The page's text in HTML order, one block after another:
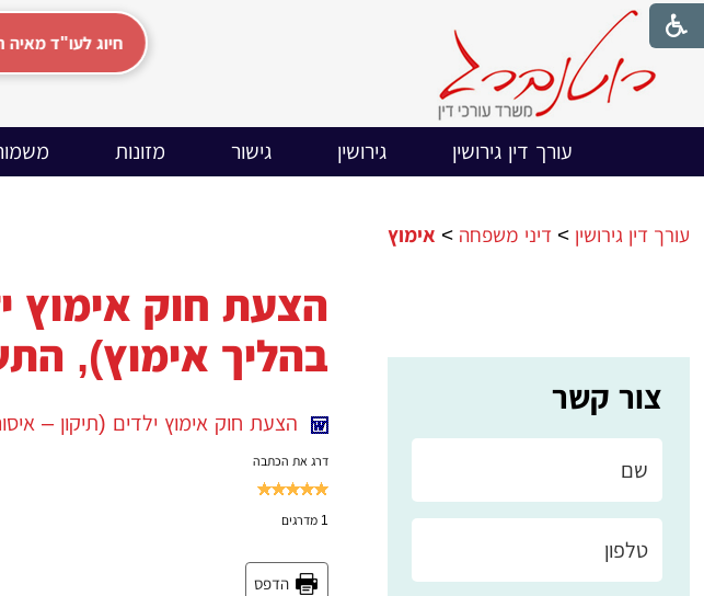
עורך דין גירושין גירושין גישור מזונות
צור קשר
עורך דין גירושין > דיני משפחה > אימוץ
הצעת חוק אימוץ
בהליך אימוץ),
הצעת חוק אימוץ ילדים (תיקון –
דרג את הכתבה
1 מדרגים
הדפס
054-4705733 חיוג לעו"ד